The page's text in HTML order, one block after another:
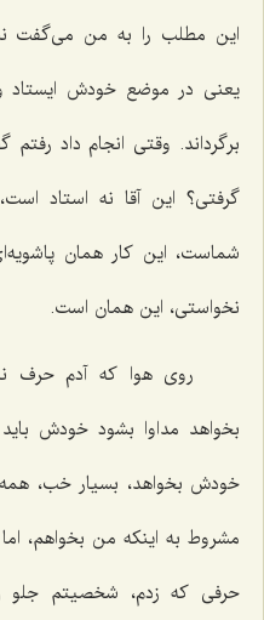
این مطلب را به من می‌گفت
یعنی در موضع خودش
برگرداند. وقتی انجام داد
گرفتی؟ این آقا نه استاد
شماست، این کار همان
نخواستی، این همان است.
روی هوا که آدم حرف
بخواهد مداوا بشود خودش
خودش بخواهد، بسیار خب،
مشروط به اینکه من بخواهم،
حرفی که زدم، شخصیتم جلو